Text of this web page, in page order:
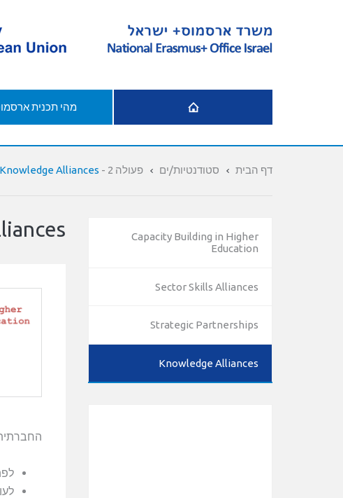
דף הבית מהי תכנית
דף הבית סטודנטיות/ים פעולה 2 - Cooperation Knowledge Alliances
Capacity Building in Higher
Education
Sector Skills Alliances
Strategic Partnerships
Knowledge Alliances